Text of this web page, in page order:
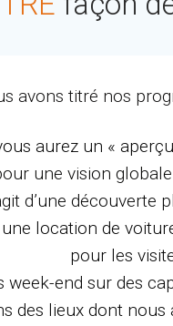
avons titré nos
aurez un «
une vision
d’une découverte
location de
pour les
week-end sur des
des lieux dont nous